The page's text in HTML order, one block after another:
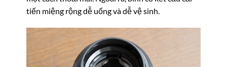
tiến miệng rộng dễ uống và dễ vệ sinh.